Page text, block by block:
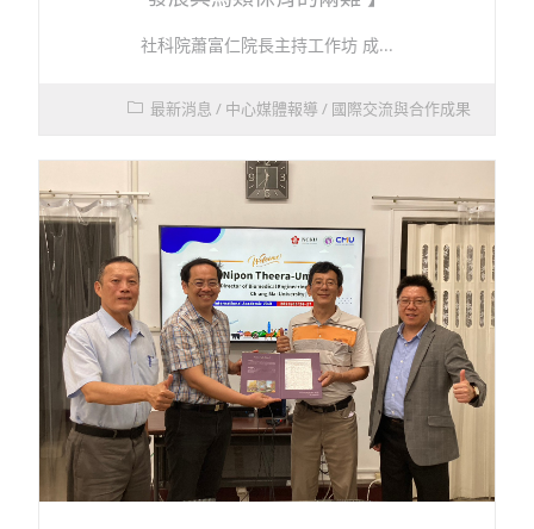
社科院蕭富仁院長主持工作坊 成...
最新消息 / 中心媒體報導 / 國際交流與合作成果